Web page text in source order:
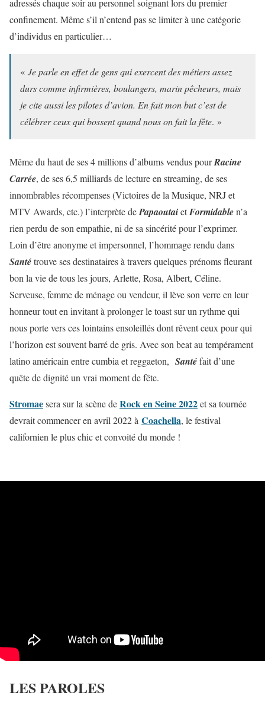
adressés chaque soir au personnel soignant lors du premier
confinement. Même s’il n’entend pas se limiter à une catégorie
d’individus en particulier…
« Je parle en effet de gens qui exercent des métiers assez
durs comme infirmières, boulangers, marin pêcheurs, mais
je cite aussi les pilotes d’avion. En fait mon but c’est de
célébrer ceux qui bossent quand nous on fait la fête. »
Même du haut de ses 4 millions d’albums vendus pourRacine
Carrée, de ses 6,5 milliards de lecture en streaming, de ses
innombrables récompenses (Victoires de la Musique, NRJ et
MTV Awards, etc.) l’interprète dePapaoutaietFormidablen’a
rien perdu de son empathie, ni de sa sincérité pour l’exprimer.
Loin d’être anonyme et impersonnel, l’hommage rendu dans
Santétrouve ses destinataires à travers quelques prénoms fleurant
bon la vie de tous les jours, Arlette, Rosa, Albert, Céline.
Serveuse, femme de ménage ou vendeur, il lève son verre en leur
honneur tout en invitant à prolonger le toast sur un rythme qui
nous porte vers ces lointains ensoleillés dont rêvent ceux pour qui
l’horizon est souvent barré de gris. Avec son beat au tempérament
latino américain entre cumbia et reggaeton, Santéfait d’une
quête de dignité un vrai moment de fête.
Stromaesera sur la scène deRock en Seine 2022et sa tournée
devrait commencer en avril 2022 à Coachella, le festival
californien le plus chic et convoité du monde !
LES PAROLES